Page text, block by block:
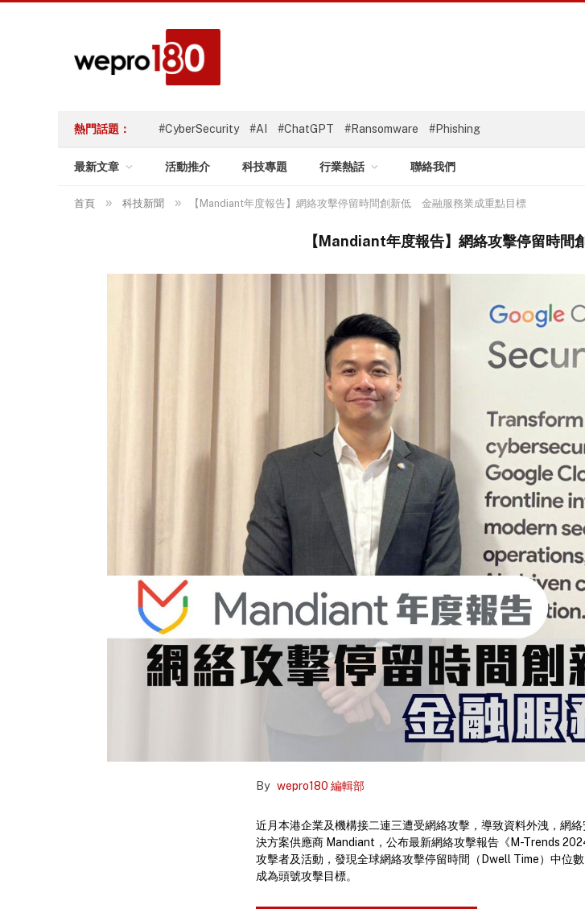
熱門話題： #CyberSecurity #AI #ChatGPT #Ransomware #Phishing
最新文章 活動推介 科技專題 行業熱話 聯絡我們
首頁 » 科技新聞 » 【Mandiant年度報告】網絡攻擊停留時間創新低 金融服務業成重點目標
【Mandiant年度報告】網絡攻擊停留時
By wepro180 編輯部
近月本港企業及機構接二連三遭受網絡攻擊，導致資料外洩，網
決方案供應商 Mandiant，公布最新網絡攻擊報告《M-Trends
攻擊者及活動，發現全球網絡攻擊停留時間（Dwell Time）中位
成為頭號攻擊目標。